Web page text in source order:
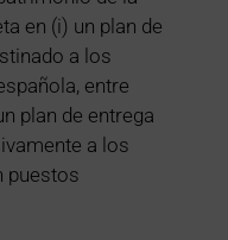
en (i) un plan de
a los
entre
plan de entrega
a los
puestos